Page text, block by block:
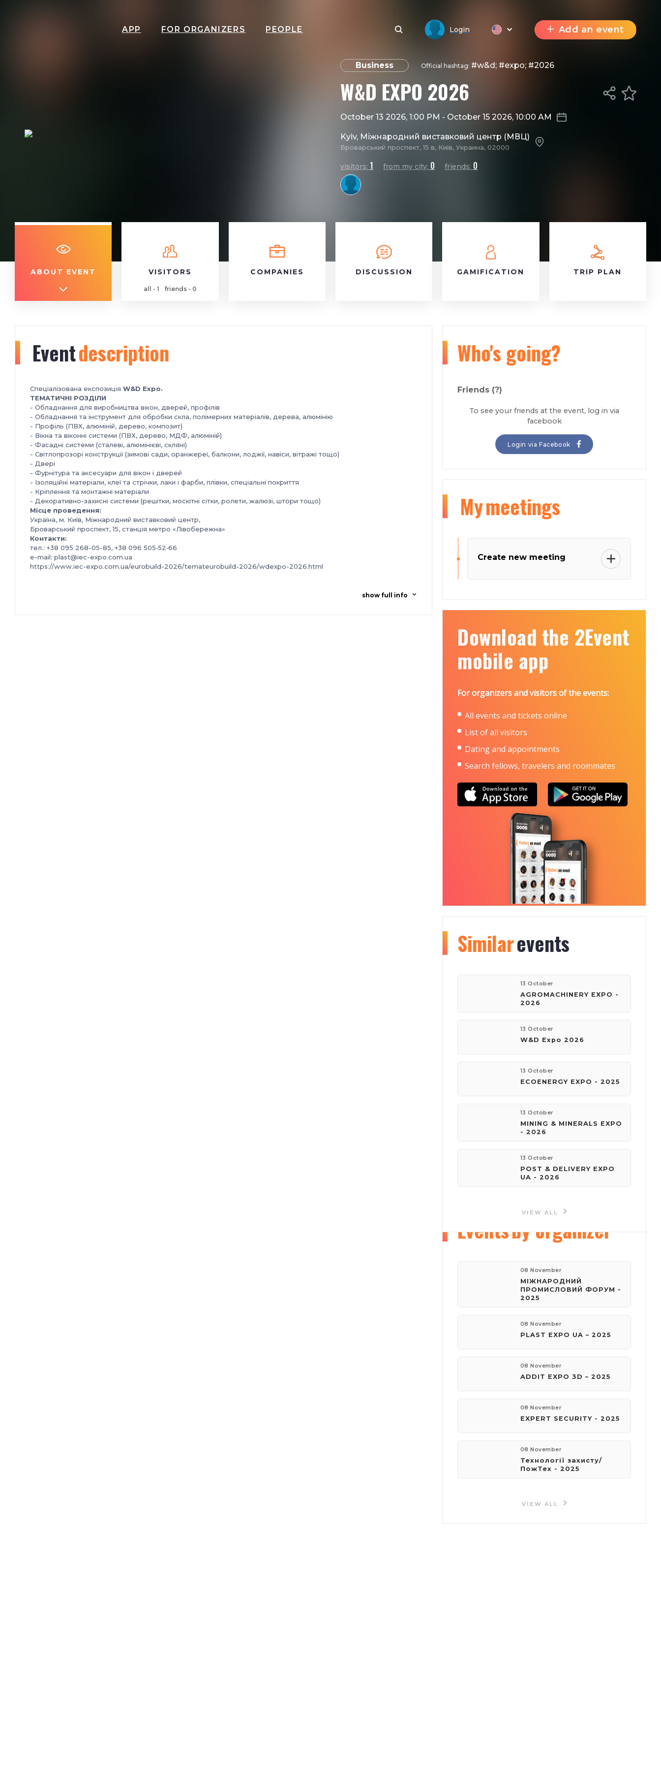
APP FOR ORGANIZERS PEOPLE Login Add an event
Business Official hashtag: #w&d; #expo; #2026
W&D EXPO 2026
October 13 2026, 1:00 PM - October 15 2026, 10:00 AM
Kyiv, Міжнародний виставковий центр (МВЦ)
Броварський проспект, 15 в, Київ, Украина, 02000
visitors: 1 from my city: 0 friends: 0
ABOUT EVENT VISITORS
all - 1 friends - 0
COMPANIES DISCUSSION GAMIFICATION TRIP PLAN
Eventdescription
Спеціалізована експозиція W&D Expo.
ТЕМАТИЧНІ РОЗДІЛИ
- Обладнання для виробництва вікон, дверей, профілів
- Обладнання та інструмент для обробки скла, полімерних матеріалів, дерева, алюмінію
- Профіль (ПВХ, алюміній, дерево, композит)
- Вікна та віконні системи (ПВХ, дерево, МДФ, алюміній)
- Фасадні системи (сталеві, алюмінієві, скляні)
- Світлопрозорі конструкції (зимові сади, оранжереї, балкони, лоджії, навіси, вітражі тощо)
- Двері
- Фурнітура та аксесуари для вікон і дверей
- Ізоляційні матеріали, клеї та стрічки, лаки і фарби, плівки, спеціальні покриття
- Кріплення та монтажні матеріали
- Декоративно-захисні системи (решітки, москітні сітки, ролети, жалюзі, штори тощо)
Місце проведення:
Україна, м. Київ, Міжнародний виставковий центр,
Броварський проспект, 15, станція метро «Лівобережна»
Контакти:
тел.: +38 095 268-05-85, +38 096 505‑52‑66
e-mail: plast@iec-expo.com.ua
https://www.iec-expo.com.ua/eurobuild-2026/temateurobuild-2026/wdexpo-2026.html
show full info
Who's going?
Friends (?)
To see your friends at the event, log in via
facebook
Login via Facebook
Mymeetings
Create new meeting
Download the 2Event
mobile app
For organizers and visitors of the events:
All events and tickets online
List of all visitors
Dating and appointments
Search fellows, travelers and roommates
Organizerinfo
150
phone:
e-mail:
reklama@iec-expo.com.ua
Visit website
Eventsby organizer
08 November
МІЖНАРОДНИЙ
ПРОМИСЛОВИЙ ФОРУМ -
2025
08 November
PLAST EXPO UA – 2025
08 November
ADDIT EXPO 3D – 2025
08 November
EXPERT SECURITY - 2025
08 November
Технології захисту/
ПожТех - 2025
VIEW ALL
Similarevents
13 October
AGROMACHINERY EXPO -
2026
13 October
W&D Expo 2026
13 October
ECOENERGY EXPO - 2025
13 October
MINING & MINERALS EXPO
- 2026
13 October
POST & DELIVERY EXPO
UA - 2026
VIEW ALL